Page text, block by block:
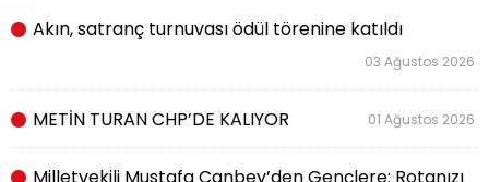
Akın, satranç turnuvası ödül törenine katıldı
03 Ağustos 2026
METİN TURAN CHP’DE KALIYOR 01 Ağustos 2026